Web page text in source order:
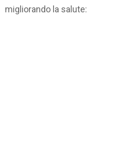
migliorando la salute: